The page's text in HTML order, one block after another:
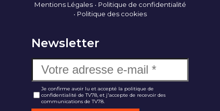
Mentions Légales
Politique de confidentialité
Politique des cookies
Newsletter
Je confirme avoir lu et accepté la politique de
confidentialité de TV78, et j'accepte de recevoir des
communications de TV78.